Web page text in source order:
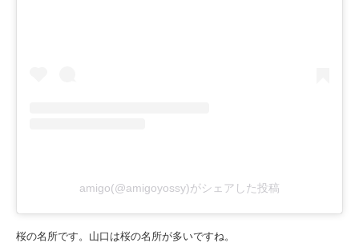
amigo(@amigoyossy)がシェアした投稿
桜の名所です。山口は桜の名所が多いですね。